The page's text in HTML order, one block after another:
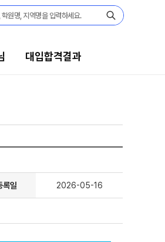
대입합격결과
격의 주인공
록일 2026-05-16